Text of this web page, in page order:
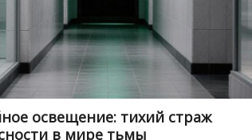
освещение: тихий страж
в мире тьмы